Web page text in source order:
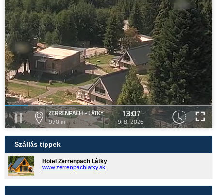
ZERRENPACH - LÁTKY
970 m
13:07
9. 8. 2026
Szállás tippek
Hotel Zerrenpach Látky
www.zerrenpachlatky.sk